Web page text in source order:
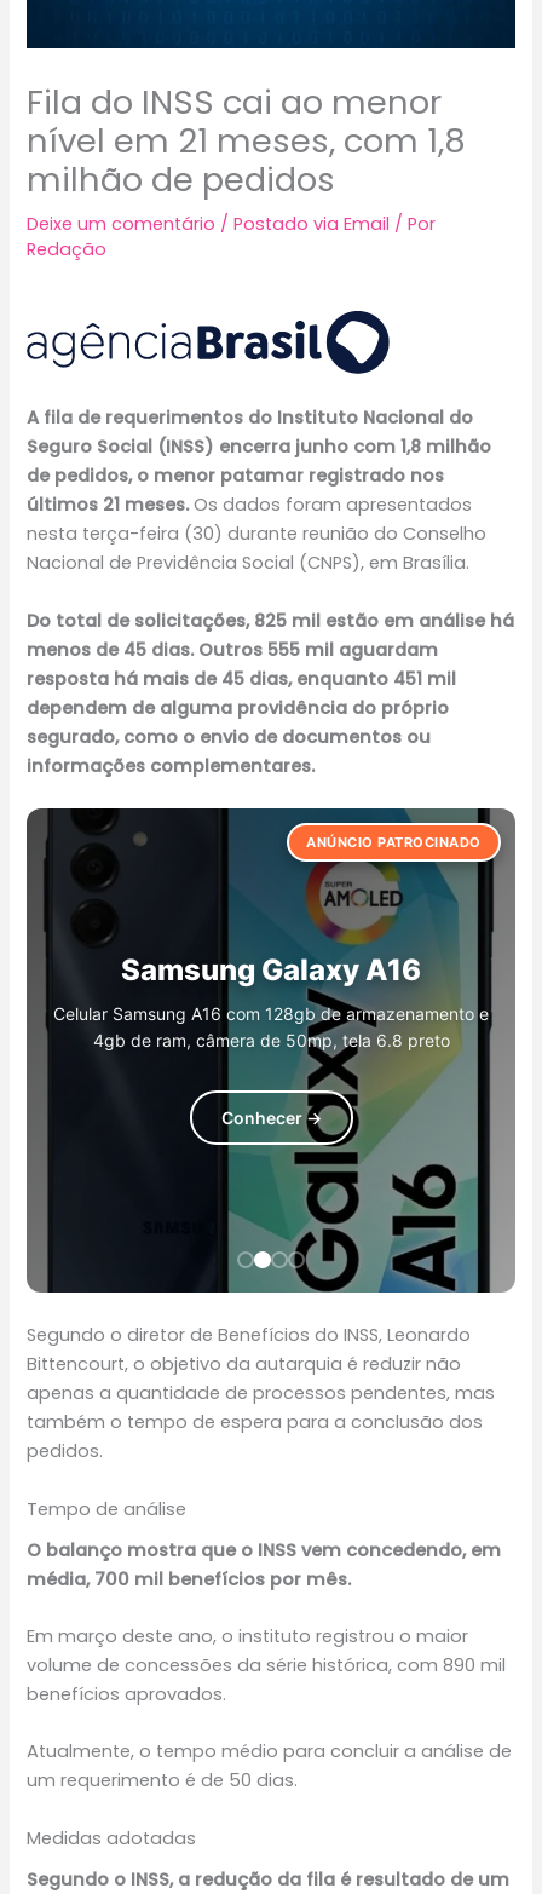
Fila do INSS cai ao menor
nível em 21 meses, com 1,8
milhão de pedidos
Deixe um comentário /Postado via Email / Por
Redação
A fila de requerimentos do Instituto Nacional do
Seguro Social (INSS) encerra junho com 1,8 milhão
de pedidos, o menor patamar registrado nos
últimos 21 meses.Os dados foram apresentados
nesta terça-feira (30) durante reunião do Conselho
Nacional de Previdência Social (CNPS), em Brasília.
Do total de solicitações, 825 mil estão em análise há
menos de 45 dias. Outros 555 mil aguardam
resposta há mais de 45 dias, enquanto 451 mil
dependem de alguma providência do próprio
segurado, como o envio de documentos ou
informações complementares.
Sapatilha Masculina
Adventure
Confira este Tenis Sapatilha Masculino Adventure De
Trilha Aquatico Leve (disponível em várias cores) e
obtenha-o no Kwai agora!
Conhecer →
ANÚNCIO PATROCINADO
Samsung Galaxy A16
Celular Samsung A16 com 128gb de armazenamento e
4gb de ram, câmera de 50mp, tela 6.8 preto
Conhecer →
Câmera de segurança oculta
Câmera Wi-Fi oculta em tomada
Conhecer →
MAKITA 4.3/8 POL 1.300W + 2
Discos 4100NH3ZX2 MAKITA
220v
Seu design compacto aliado ao baixo peso diminui a
fadiga e proporciona ao operador mais tempo de
Conhecer →
Segundo o diretor de Benefícios do INSS, Leonardo
Bittencourt, o objetivo da autarquia é reduzir não
apenas a quantidade de processos pendentes, mas
também o tempo de espera para a conclusão dos
pedidos.
Tempo de análise
O balanço mostra que o INSS vem concedendo, em
média, 700 mil benefícios por mês.
Em março deste ano, o instituto registrou o maior
volume de concessões da série histórica, com 890 mil
benefícios aprovados.
Atualmente, o tempo médio para concluir a análise de
um requerimento é de 50 dias.
Medidas adotadas
Segundo o INSS, a redução da fila é resultado de um